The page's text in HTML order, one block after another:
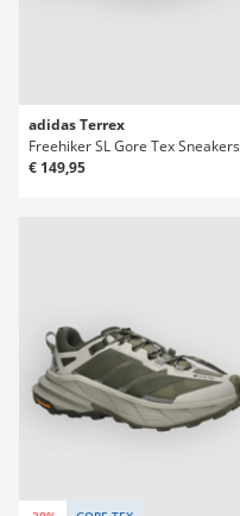
adidas Terrex
Freehiker SL Gore Tex Sneakers
€ 149,95